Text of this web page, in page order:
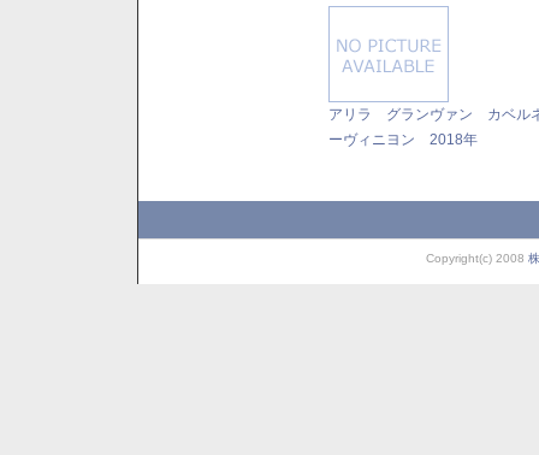
アリラ グランヴァン カベル
ーヴィニヨン 2018年
Copyright(c) 2008